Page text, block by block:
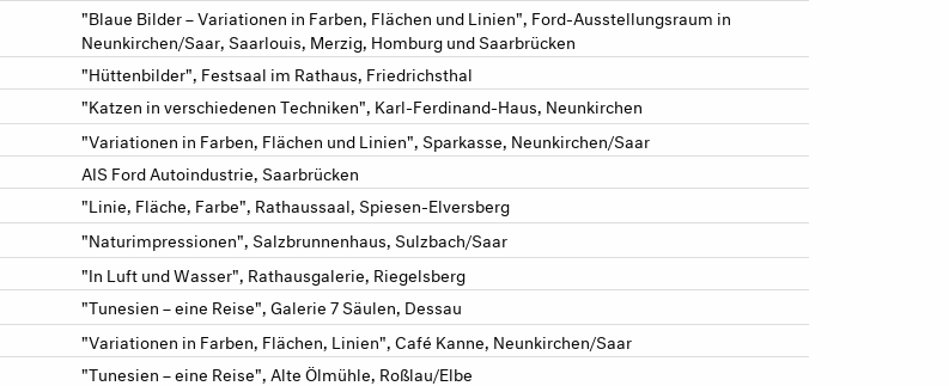
"Blaue Bilder – Variationen in Farben, Flächen und Linien", Ford-Ausstellungsraum in
Neunkirchen/Saar, Saarlouis, Merzig, Homburg und Saarbrücken
"Hüttenbilder", Festsaal im Rathaus, Friedrichsthal
"Katzen in verschiedenen Techniken", Karl-Ferdinand-Haus, Neunkirchen
"Variationen in Farben, Flächen und Linien", Sparkasse, Neunkirchen/Saar
AIS Ford Autoindustrie, Saarbrücken
"Linie, Fläche, Farbe", Rathaussaal, Spiesen-Elversberg
"Naturimpressionen", Salzbrunnenhaus, Sulzbach/Saar
"In Luft und Wasser", Rathausgalerie, Riegelsberg
"Tunesien – eine Reise", Galerie 7 Säulen, Dessau
"Variationen in Farben, Flächen, Linien", Café Kanne, Neunkirchen/Saar
"Tunesien – eine Reise", Alte Ölmühle, Roßlau/Elbe